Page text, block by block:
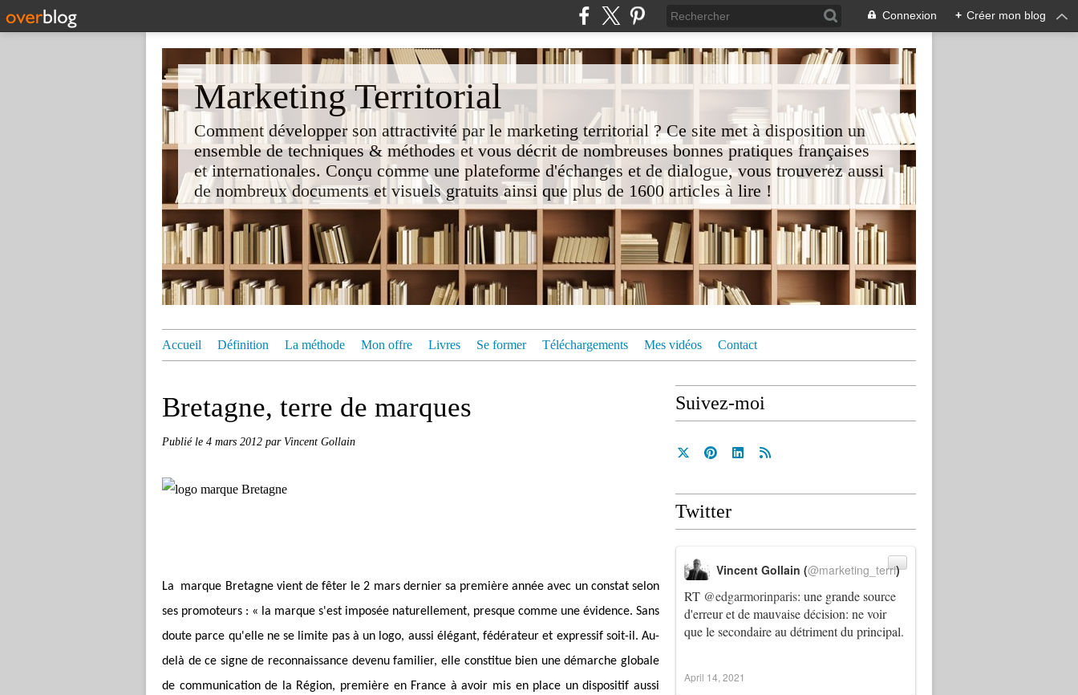
Connexion + Créer mon blog
Marketing Territorial
Comment développer son attractivité par le marketing territorial ? Ce site met à disposition un
ensemble de techniques & méthodes et vous décrit de nombreuses bonnes pratiques françaises
et internationales. Conçu comme une plateforme d'échanges et de dialogue, vous trouverez aussi
de nombreux documents et visuels gratuits ainsi que plus de 1600 articles à lire !
Accueil Définition La méthode Mon offre Livres Se former Téléchargements Mes vidéos Contact
Bretagne, terre de marques
Publié le 4 mars 2012 par Vincent Gollain
La marque Bretagne vient de fêter le 2 mars dernier sa première année avec un constat selon
ses promoteurs : « la marque s'est imposée naturellement, presque comme une évidence. Sans
doute parce qu'elle ne se limite pas à un logo, aussi élégant, fédérateur et expressif soit-il. Au-
delà de ce signe de reconnaissance devenu familier, elle constitue bien une démarche globale
de communication de la Région, première en France à avoir mis en place un dispositif aussi
Suivez-moi
Twitter
RT @edgarmorinparis: une grande source
d'erreur et de mauvaise décision: ne voir
que le secondaire au détriment du principal.
Vincent Gollain (@marketing_terri)
April 14, 2021